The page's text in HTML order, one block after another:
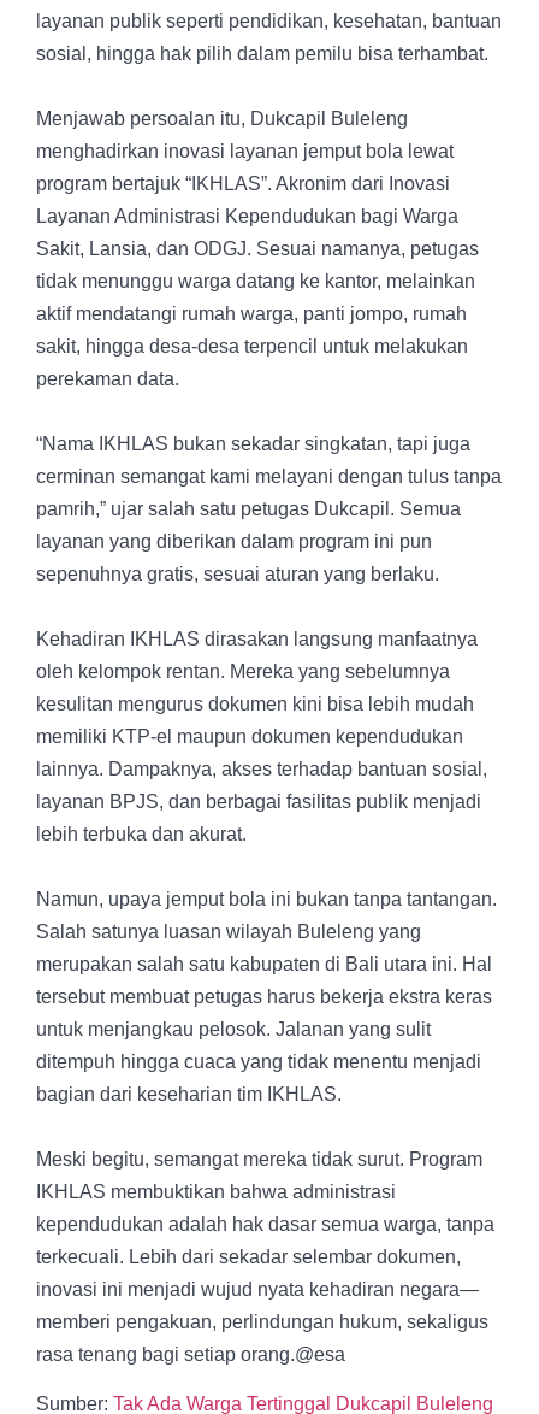
layanan publik seperti pendidikan, kesehatan, bantuan
sosial, hingga hak pilih dalam pemilu bisa terhambat.
Menjawab persoalan itu, Dukcapil Buleleng
menghadirkan inovasi layanan jemput bola lewat
program bertajuk “IKHLAS”. Akronim dari Inovasi
Layanan Administrasi Kependudukan bagi Warga
Sakit, Lansia, dan ODGJ. Sesuai namanya, petugas
tidak menunggu warga datang ke kantor, melainkan
aktif mendatangi rumah warga, panti jompo, rumah
sakit, hingga desa-desa terpencil untuk melakukan
perekaman data.
“Nama IKHLAS bukan sekadar singkatan, tapi juga
cerminan semangat kami melayani dengan tulus tanpa
pamrih,” ujar salah satu petugas Dukcapil. Semua
layanan yang diberikan dalam program ini pun
sepenuhnya gratis, sesuai aturan yang berlaku.
Kehadiran IKHLAS dirasakan langsung manfaatnya
oleh kelompok rentan. Mereka yang sebelumnya
kesulitan mengurus dokumen kini bisa lebih mudah
memiliki KTP-el maupun dokumen kependudukan
lainnya. Dampaknya, akses terhadap bantuan sosial,
layanan BPJS, dan berbagai fasilitas publik menjadi
lebih terbuka dan akurat.
Namun, upaya jemput bola ini bukan tanpa tantangan.
Salah satunya luasan wilayah Buleleng yang
merupakan salah satu kabupaten di Bali utara ini. Hal
tersebut membuat petugas harus bekerja ekstra keras
untuk menjangkau pelosok. Jalanan yang sulit
ditempuh hingga cuaca yang tidak menentu menjadi
bagian dari keseharian tim IKHLAS.
Meski begitu, semangat mereka tidak surut. Program
IKHLAS membuktikan bahwa administrasi
kependudukan adalah hak dasar semua warga, tanpa
terkecuali. Lebih dari sekadar selembar dokumen,
inovasi ini menjadi wujud nyata kehadiran negara—
memberi pengakuan, perlindungan hukum, sekaligus
rasa tenang bagi setiap orang.@esa
Sumber: Tak Ada Warga Tertinggal Dukcapil Buleleng